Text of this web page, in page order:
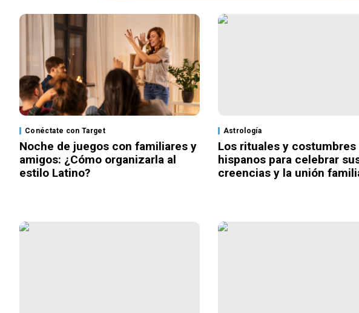
Conéctate con Target
Noche de juegos con familiares y
amigos: ¿Cómo organizarla al
estilo Latino?
Astrología
Los rituales y costumbres
hispanos para celebrar
creencias y la unión